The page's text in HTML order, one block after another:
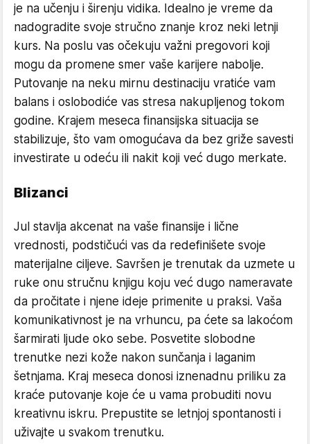
je na učenju i širenju vidika. Idealno je vreme da
nadogradite svoje stručno znanje kroz neki letnji
kurs. Na poslu vas očekuju važni pregovori koji
mogu da promene smer vaše karijere nabolje.
Putovanje na neku mirnu destinaciju vratiće vam
balans i oslobodiće vas stresa nakupljenog tokom
godine. Krajem meseca finansijska situacija se
stabilizuje, što vam omogućava da bez griže savesti
investirate u odeću ili nakit koji već dugo merkate.
Blizanci
Jul stavlja akcenat na vaše finansije i lične
vrednosti, podstičući vas da redefinišete svoje
materijalne ciljeve. Savršen je trenutak da uzmete u
ruke onu stručnu knjigu koju već dugo nameravate
da pročitate i njene ideje primenite u praksi. Vaša
komunikativnost je na vrhuncu, pa ćete sa lakoćom
šarmirati ljude oko sebe. Posvetite slobodne
trenutke nezi kože nakon sunčanja i laganim
šetnjama. Kraj meseca donosi iznenadnu priliku za
kraće putovanje koje će u vama probuditi novu
kreativnu iskru. Prepustite se letnjoj spontanosti i
uživajte u svakom trenutku.